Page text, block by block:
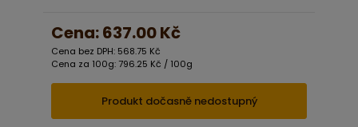
Cena:637.00 Kč
Cena bez DPH: 568.75 Kč
Cena za 100g: 796.25 Kč / 100g
Produkt dočasně nedostupný